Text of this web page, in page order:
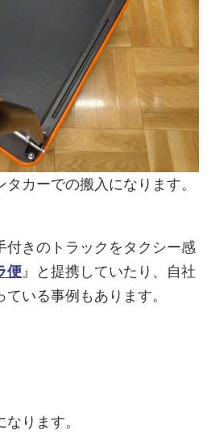
カーでの搬入になります。
付きのトラックをタクシー感
便 』と提携していたり、自社
いる事例もあります。
ります。